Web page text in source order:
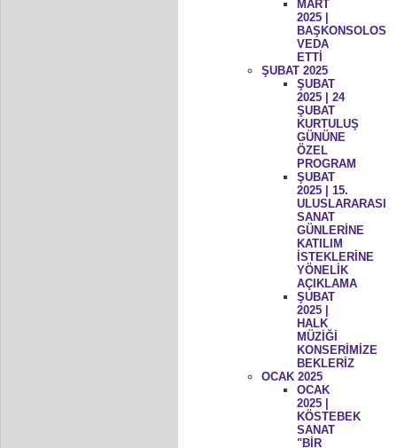
MART
2025 |
BAŞKONSOLOS
VEDA
ETTİ
ŞUBAT 2025
ŞUBAT
2025 | 24
ŞUBAT
KURTULUŞ
GÜNÜNE
ÖZEL
PROGRAM
ŞUBAT
2025 | 15.
ULUSLARARASI
SANAT
GÜNLERİNE
KATILIM
İSTEKLERİNE
YÖNELİK
AÇIKLAMA
ŞUBAT
2025 |
HALK
MÜZİĞİ
KONSERİMİZE
BEKLERİZ
OCAK 2025
OCAK
2025 |
KÖSTEBEK
SANAT
"BİR